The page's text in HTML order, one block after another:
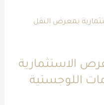
الاستثمارية
اللوجستية